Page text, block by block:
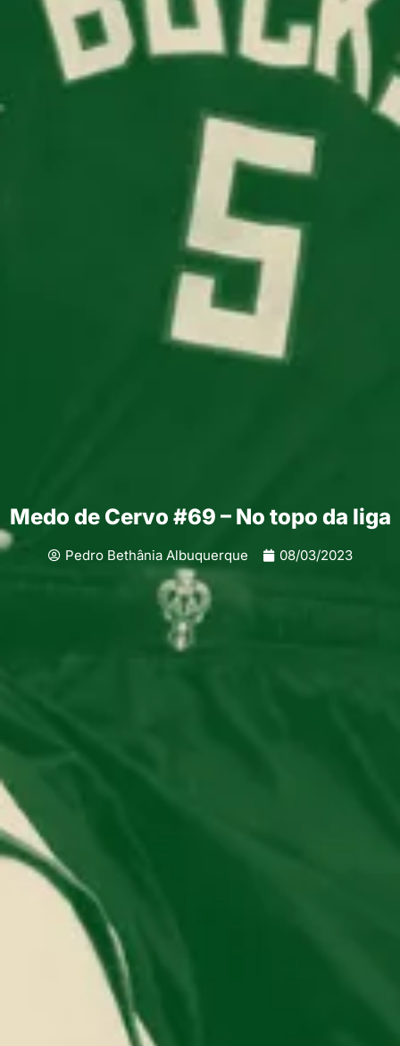
Medo de Cervo #69 – No topo da liga
Pedro Bethânia Albuquerque 08/03/2023